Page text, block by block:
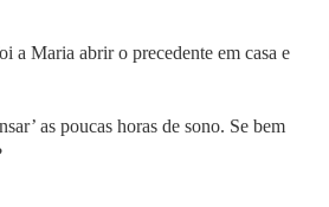
a Maria abrir o precedente em casa e
as poucas horas de sono. Se bem